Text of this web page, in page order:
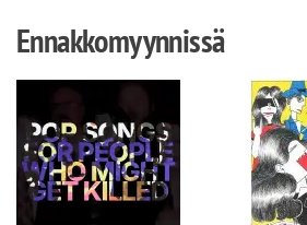
Ennakkomyynnissä